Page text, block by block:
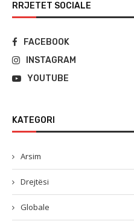
RRJETET SOCIALE
FACEBOOK
INSTAGRAM
YOUTUBE
KATEGORI
Arsim
Drejtësi
Globale